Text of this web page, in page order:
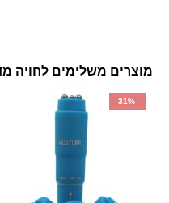
מוצרים משלימים לחויה
-31%